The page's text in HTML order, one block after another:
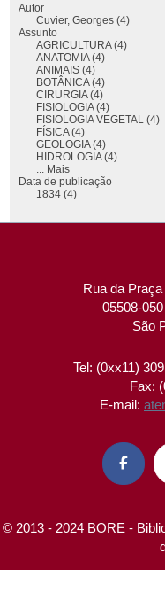
Autor
Cuvier, Georges (4)
Assunto
AGRICULTURA (4)
ANATOMIA (4)
ANIMAIS (4)
BOTÂNICA (4)
CIRURGIA (4)
FISIOLOGIA (4)
FISIOLOGIA VEGETAL (4)
FÍSICA (4)
GEOLOGIA (4)
HIDROLOGIA (4)
... Mais
Data de publicação
1834 (4)
Rua da
05508-
São
Tel: (0xx11)
Fax:
E-mail:

© 2013 - 2024 BORE -